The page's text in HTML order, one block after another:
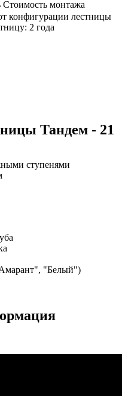
Стоимость монтажа
конфигурации лестницы
2 года
Тандем - 21
ступенями
"Белый")